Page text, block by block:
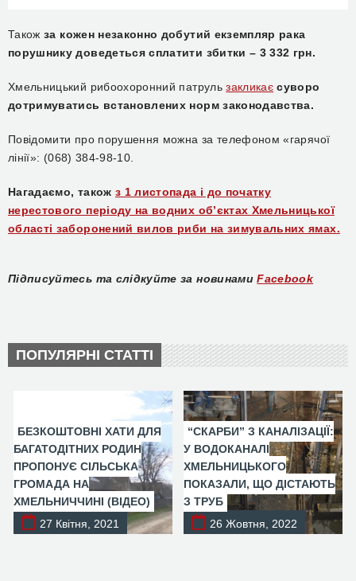
Такожза кожен незаконно добутий екземпляр рака
порушнику доведеться сплатити збитки – 3 332 грн.
Хмельницький рибоохоронний патрульзакликає суворо
дотримуватись встановлених норм законодавства.
Повідомити про порушення можна за телефоном «гарячої
лінії»: (068) 384-98-10.
Нагадаємо, також з 1 листопада і до початку
нерестового періоду на водних об’єктах Хмельницької
області заборонений вилов риби на зимувальних ямах.
Підписуйтесь та слідкуйте за новинами Facebook
ПОПУЛЯРНІ СТАТТІ
БЕЗКОШТОВНІ ХАТИ ДЛЯ
БАГАТОДІТНИХ РОДИН
ПРОПОНУЄ СІЛЬСЬКА
ГРОМАДА НА
ХМЕЛЬНИЧЧИНІ (ВІДЕО)
27 Квітня, 2021
“СКАРБИ” З КАНАЛІЗАЦІЇ:
У ВОДОКАНАЛІ
ХМЕЛЬНИЦЬКОГО
ПОКАЗАЛИ, ЩО ДІСТАЮТЬ
З ТРУБ
26 Жовтня, 2022